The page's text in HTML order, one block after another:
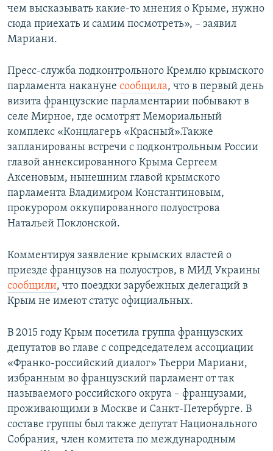
чем высказывать какие-то мнения о Крыме, нужно
сюда приехать и самим посмотреть», – заявил
Мариани.
Пресс-служба подконтрольного Кремлю крымского
парламента накануне сообщила, что в первый день
визита французские парламентарии побывают в
селе Мирное, где осмотрят Мемориальный
комплекс «Концлагерь «Красный».Также
запланированы встречи с подконтрольным России
главой аннексированного Крыма Сергеем
Аксеновым, нынешним главой крымского
парламента Владимиром Константиновым,
прокурором оккупированного полуострова
Натальей Поклонской.
Комментируя заявление крымских властей о
приезде французов на полуостров, в МИД Украины
сообщили, что поездки зарубежных делегаций в
Крым не имеют статус официальных.
В 2015 году Крым посетила группа французских
депутатов во главе с сопредседателем ассоциации
«Франко-российский диалог» Тьерри Мариани,
избранным во французский парламент от так
называемого российского округа – французами,
проживающими в Москве и Санкт-Петербурге. В
составе группы был также депутат Национального
Собрания, член комитета по международным